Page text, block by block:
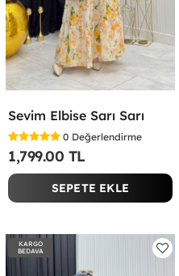
Sevim Elbise Sarı Sarı
0 Değerlendirme
1,799.00 TL
SEPETE EKLE
KARGO
BEDAVA